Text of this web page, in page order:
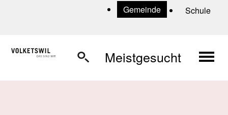
Navigieren in Volketswil
Schnellnavigation Gemeinde Schule
Meistgesucht